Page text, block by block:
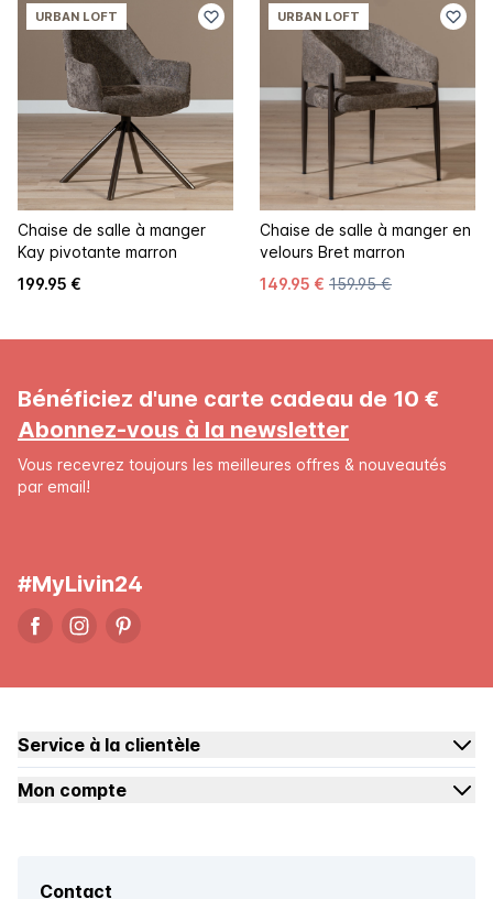
URBAN LOFT
Chaise de salle à manger
Kay pivotante marron
199.95 €
URBAN LOFT
Chaise de salle à manger en
velours Bret marron
149.95 € 159.95 €
Bénéficiez d'une carte cadeau de 10 €
Abonnez-vous à la newsletter
Vous recevrez toujours les meilleures offres & nouveautés
par email!
#MyLivin24
Service à la clientèle
Mon compte
Contact